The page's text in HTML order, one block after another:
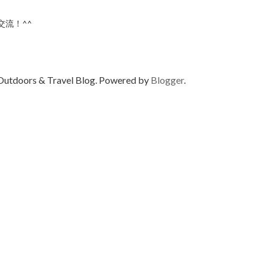
流！^^
& Travel Blog. Powered by Blogger.